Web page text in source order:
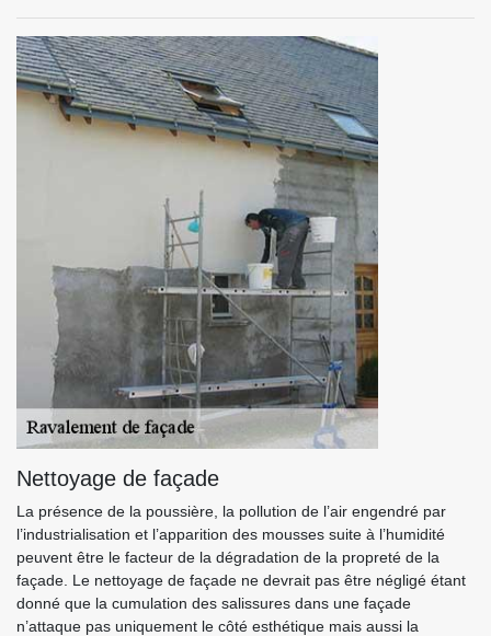
Nettoyage de façade
La présence de la poussière, la pollution de l’air engendré par
l’industrialisation et l’apparition des mousses suite à l’humidité
peuvent être le facteur de la dégradation de la propreté de la
façade. Le nettoyage de façade ne devrait pas être négligé étant
donné que la cumulation des salissures dans une façade
n’attaque pas uniquement le côté esthétique mais aussi la